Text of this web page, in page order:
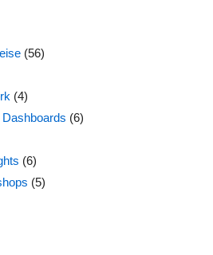
(56)
(4)
(6)
(6)
(5)